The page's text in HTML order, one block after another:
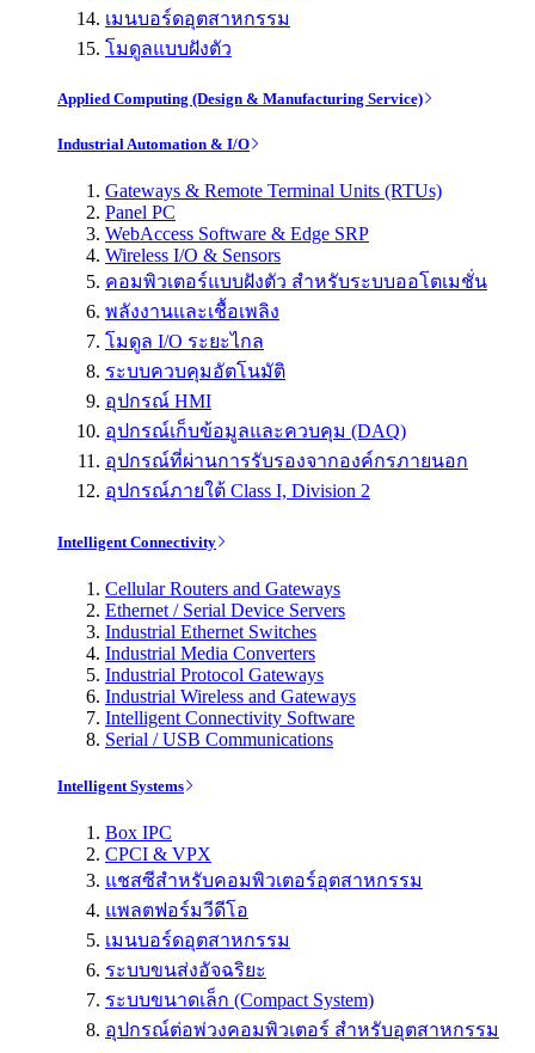
เมนบอร์ดอุตสาหกรรม
โมดูลแบบฝังตัว
Applied Computing (Design & Manufacturing Service)
Industrial Automation & I/O
Gateways & Remote Terminal Units (RTUs)
Panel PC
WebAccess Software & Edge SRP
Wireless I/O & Sensors
คอมพิวเตอร์แบบฝังตัว สำหรับระบบออโตเมชั่น
พลังงานและเชื้อเพลิง
โมดูล I/O ระยะไกล
ระบบควบคุมอัตโนมัติ
อุปกรณ์ HMI
อุปกรณ์เก็บข้อมูลและควบคุม (DAQ)
อุปกรณ์ที่ผ่านการรับรองจากองค์กรภายนอก
อุปกรณ์ภายใต้ Class I, Division 2
Intelligent Connectivity
Cellular Routers and Gateways
Ethernet / Serial Device Servers
Industrial Ethernet Switches
Industrial Media Converters
Industrial Protocol Gateways
Industrial Wireless and Gateways
Intelligent Connectivity Software
Serial / USB Communications
Intelligent Systems
Box IPC
CPCI & VPX
แชสซีสำหรับคอมพิวเตอร์อุตสาหกรรม
แพลตฟอร์มวีดีโอ
เมนบอร์ดอุตสาหกรรม
ระบบขนส่งอัจฉริยะ
ระบบขนาดเล็ก (Compact System)
อุปกรณ์ต่อพ่วงคอมพิวเตอร์ สำหรับอุตสาหกรรม